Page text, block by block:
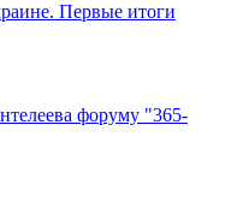
Первые итоги
форуму "365-